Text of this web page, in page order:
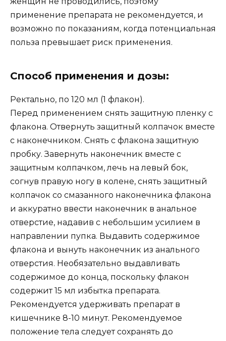
применение препарата не рекомендуется, и
возможно по показаниям, когда потенциальная
польза превышает риск применения.
Способ применения и дозы:
Ректально, по 120 мл (1 флакон).
Перед применением снять защитную пленку с
флакона. Отвернуть защитный колпачок вместе
с наконечником. Снять с флакона защитную
пробку. Завернуть наконечник вместе с
защитным колпачком, лечь на левый бок,
согнув правую ногу в колене, снять защитный
колпачок со смазанного наконечника флакона
и аккуратно ввести наконечник в анальное
отверстие, надавив с небольшим усилием в
направлении пупка. Выдавить содержимое
флакона и вынуть наконечник из анального
отверстия. Необязательно выдавливать
содержимое до конца, поскольку флакон
содержит 15 мл избытка препарата.
Рекомендуется удерживать препарат в
кишечнике 8-10 минут. Рекомендуемое
положение тела следует сохранять до